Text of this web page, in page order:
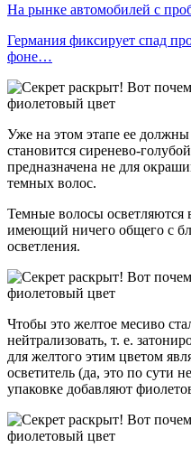
На рынке автомобилей с
Германия фиксирует спад
фоне…
Уже на этом этапе ее должны
становится сиренево-
предназначена не для
темных волос.
Темные волосы осветляются
имеющий ничего общего с
осветления.
Чтобы это желтое месиво
нейтрализовать, т. е.
для желтого этим цветом
осветитель (да, это по сути
упаковке добавляют